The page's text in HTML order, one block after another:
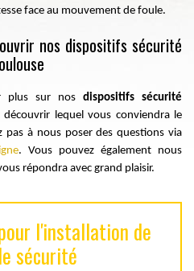
face au mouvement de foule.
nos dispositifs sécurité
plus sur nos dispositifs sécurité
découvrir lequel vous conviendra le
à nous poser des questions via
. Vous pouvez également nous
répondra avec grand plaisir.
l'installation de
sécurité